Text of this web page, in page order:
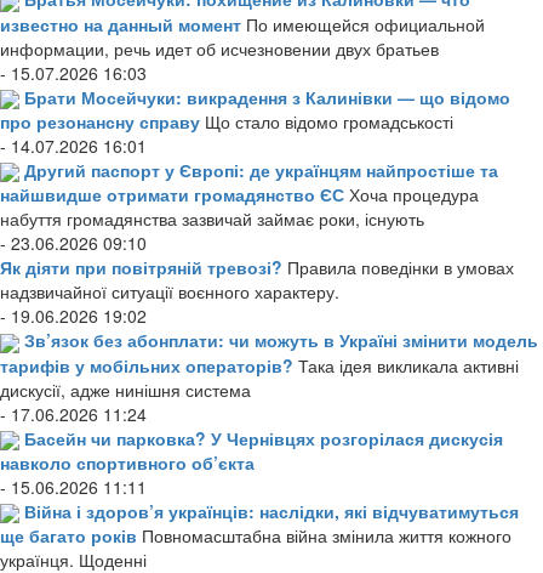
известно на данный момент По имеющейся официальной
информации, речь идет об исчезновении двух братьев
- 15.07.2026 16:03
Брати Мосейчуки: викрадення з Калинівки — що відомо
про резонансну справу Що стало відомо громадськості
- 14.07.2026 16:01
Другий паспорт у Європі: де українцям найпростіше та
найшвидше отримати громадянство ЄС Хоча процедура
набуття громадянства зазвичай займає роки, існують
- 23.06.2026 09:10
Як діяти при повітряній тревозі? Правила поведінки в умовах
надзвичайної ситуації воєнного характеру.
- 19.06.2026 19:02
Зв’язок без абонплати: чи можуть в Україні змінити модель
тарифів у мобільних операторів? Така ідея викликала активні
дискусії, адже нинішня система
- 17.06.2026 11:24
Басейн чи парковка? У Чернівцях розгорілася дискусія
навколо спортивного об’єкта
- 15.06.2026 11:11
Війна і здоров’я українців: наслідки, які відчуватимуться
ще багато років Повномасштабна війна змінила життя кожного
українця. Щоденні